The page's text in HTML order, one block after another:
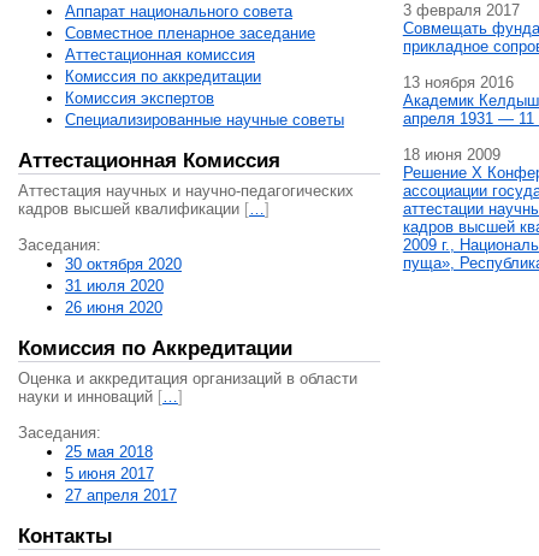
Аппарат национального совета
Совместное пленарное заседание
Аттестационная комисcия
Комиссия по аккредитации
Комиссия экспертов
Специализированные научные советы
Аттестационная Комиссия
Аттестация научных и научно-педагогических
кадров высшей квалификации […]
Заседания:
30 октября 2020
31 июля 2020
26 июня 2020
Комиссия по Аккредитации
Оценка и аккредитация организаций в области
науки и инноваций […]
Заседания:
25 мая 2018
5 июня 2017
27 апреля 2017
Контакты
3 февраля 2017
Совмещать
прикладное
13 ноября 2016
Академик
апреля 1931 — 11
18 июня 2009
Решение X
ассоциации
аттестации
кадров высшей
2009 г.,
пуща»,